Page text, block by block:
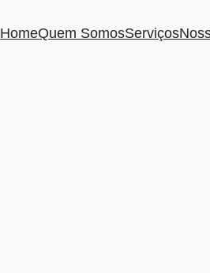
HomeQuem SomosServiços